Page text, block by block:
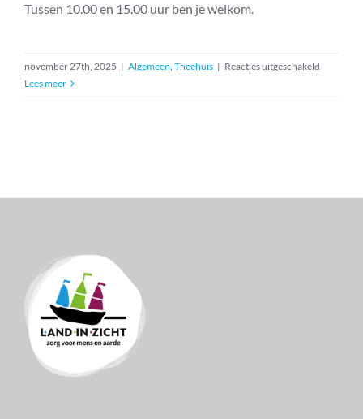
Tussen 10.00 en 15.00 uur ben je welkom.
november 27th, 2025 | Algemeen, Theehuis | Reacties uitgeschakeld
Lees meer